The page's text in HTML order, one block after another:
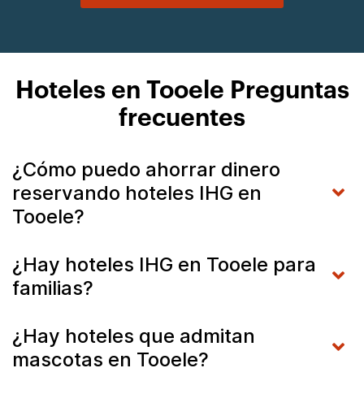
Hoteles en Tooele Preguntas
frecuentes
¿Cómo puedo ahorrar dinero
reservando hoteles IHG en
Tooele?
¿Hay hoteles IHG en Tooele para
familias?
¿Hay hoteles que admitan
mascotas en Tooele?